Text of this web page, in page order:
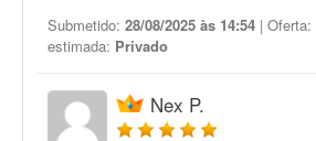
Submetido: 28/08/2025 às 14:54 | Oferta:
estimada: Privado
Nex P.